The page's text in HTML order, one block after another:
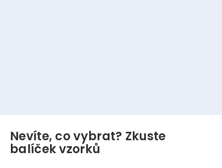
Nevíte, co vybrat? Zkuste
balíček vzorků